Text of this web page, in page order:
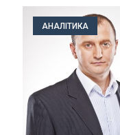
АНАЛІТИКА